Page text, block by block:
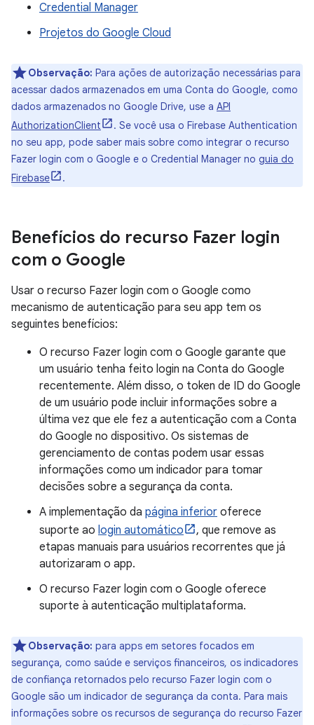
Credential Manager
Projetos do Google Cloud
Observação: Para ações de autorização necessárias para
acessar dados armazenados em uma Conta do Google, como
dados armazenados no Google Drive, use a API
AuthorizationClient
. Se você usa o Firebase Authentication
no seu app, pode saber mais sobre como integrar o recurso
Fazer login com o Google e o Credential Manager no guia do
Firebase
.
Benefícios do recurso Fazer login
com o Google
Usar o recurso Fazer login com o Google como
mecanismo de autenticação para seu app tem os
seguintes benefícios:
O recurso Fazer login com o Google garante que
um usuário tenha feito login na Conta do Google
recentemente. Além disso, o token de ID do Google
de um usuário pode incluir informações sobre a
última vez que ele fez a autenticação com a Conta
do Google no dispositivo. Os sistemas de
gerenciamento de contas podem usar essas
informações como um indicador para tomar
decisões sobre a segurança da conta.
A implementação da página inferior oferece
suporte ao login automático
, que remove as
etapas manuais para usuários recorrentes que já
autorizaram o app.
O recurso Fazer login com o Google oferece
suporte à autenticação multiplataforma.
Observação: para apps em setores focados em
segurança, como saúde e serviços financeiros, os indicadores
de confiança retornados pelo recurso Fazer login com o
Google são um indicador de segurança da conta. Para mais
informações sobre os recursos de segurança do recurso Fazer